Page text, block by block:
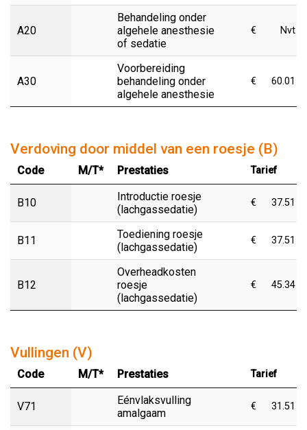
A20
Behandeling onder
algehele anesthesie
of sedatie
€ Nvt
A30
Voorbereiding
behandeling onder
algehele anesthesie
€ 60.01
Verdoving door middel van een roesje (B)
Code M/T* Prestaties Tarief
B10
Introductie roesje
(lachgassedatie)
€ 37.51
B11
Toediening roesje
(lachgassedatie)
€ 37.51
B12
Overheadkosten
roesje
(lachgassedatie)
€ 45.34
Vullingen (V)
Code M/T* Prestaties Tarief
V71
Eénvlaksvulling
amalgaam
€ 31.51